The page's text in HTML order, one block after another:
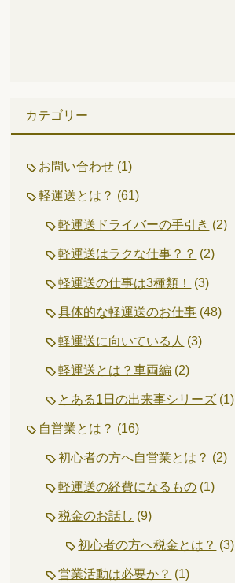
カテゴリー
お問い合わせ (1)
軽運送とは？ (61)
軽運送ドライバーの手引き (2)
軽運送はラクな仕事？？ (2)
軽運送の仕事は3種類！ (3)
具体的な軽運送のお仕事 (48)
軽運送に向いている人 (3)
軽運送とは？車両編 (2)
とある1日の出来事シリーズ (1)
自営業とは？ (16)
初心者の方へ自営業とは？ (2)
軽運送の経費になるもの (1)
税金のお話し (9)
初心者の方へ税金とは？ (3)
営業活動は必要か？ (1)